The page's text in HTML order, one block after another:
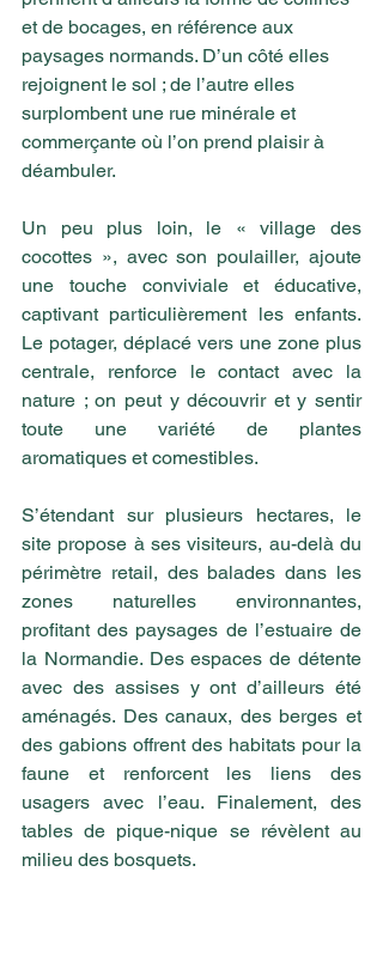
et de bocages, en référence aux
paysages normands. D’un côté elles
rejoignent le sol ; de l’autre elles
surplombent une rue minérale et
commerçante où l’on prend plaisir à
déambuler.
Un peu plus loin, le « village des
cocottes », avec son poulailler, ajoute
une touche conviviale et éducative,
captivant particulièrement les enfants.
Le potager, déplacé vers une zone plus
centrale, renforce le contact avec la
nature ; on peut y découvrir et y sentir
toute une variété de plantes
aromatiques et comestibles.
S’étendant sur plusieurs hectares, le
site propose à ses visiteurs, au-delà du
périmètre retail, des balades dans les
zones naturelles environnantes,
profitant des paysages de l’estuaire de
la Normandie. Des espaces de détente
avec des assises y ont d’ailleurs été
aménagés. Des canaux, des berges et
des gabions offrent des habitats pour la
faune et renforcent les liens des
usagers avec l’eau. Finalement, des
tables de pique-nique se révèlent au
milieu des bosquets.